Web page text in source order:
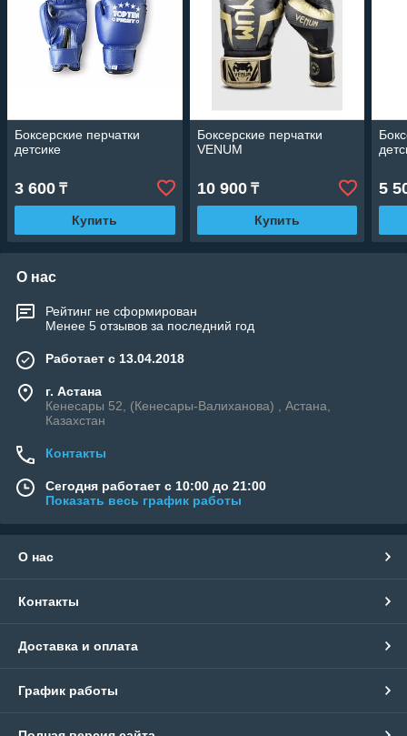
Боксерские перчатки
детсике
3 600 ₸
Купить
Боксерские перчатки
VENUM
10 900₸
Купить
5
О нас
Рейтинг не сформирован
Менее 5 отзывов за последний год
Работает с 13.04.2018
г. Астана
Кенесары 52, (Кенесары-Валиханова) , Астана,
Казахстан
Контакты
Сегодня работает с 10:00 до 21:00
Показать весь график работы
О нас
Контакты
Доставка и оплата
График работы